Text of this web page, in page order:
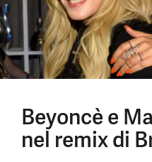
Beyoncè e
nel remix di